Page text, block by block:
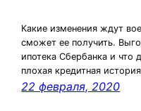
Какие изменения ждут
сможет ее получить.
ипотека Сбербанка и что
плохая кредитная
22 февраля, 2020